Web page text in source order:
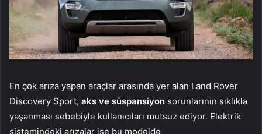
En çok arıza yapan araçlar arasında yer alan Land Rover
Discovery Sport, aks ve süspansiyon sorunlarının sıklıkla
yaşanması sebebiyle kullanıcıları mutsuz ediyor. Elektrik
sistemindeki arızalar ise bu modelde